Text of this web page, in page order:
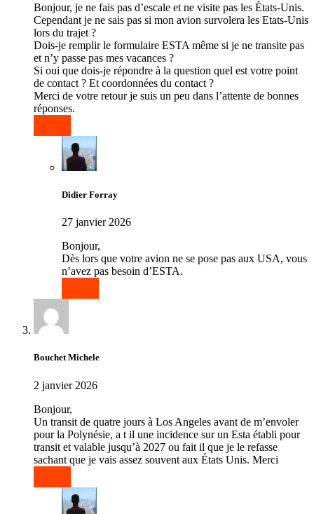
Bonjour, je ne fais pas d’escale et ne visite pas les États-Unis.
Cependant je ne sais pas si mon avion survolera les Etats-Unis
lors du trajet ?
Dois-je remplir le formulaire ESTA même si je ne transite pas
et n’y passe pas mes vacances ?
Si oui que dois-je répondre à la question quel est votre point
de contact ? Et coordonnées du contact ?
Merci de votre retour je suis un peu dans l’attente de bonnes
réponses.
Didier Forray
27 janvier 2026
Bonjour,
Dès lors que votre avion ne se pose pas aux USA, vous
n’avez pas besoin d’ESTA.
Bouchet Michele
2 janvier 2026
Bonjour,
Un transit de quatre jours à Los Angeles avant de m’envoler
pour la Polynésie, a t il une incidence sur un Esta établi pour
transit et valable jusqu’à 2027 ou fait il que je le refasse
sachant que je vais assez souvent aux États Unis. Merci